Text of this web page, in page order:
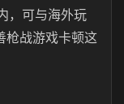
，可与海外玩
枪战游戏卡顿这